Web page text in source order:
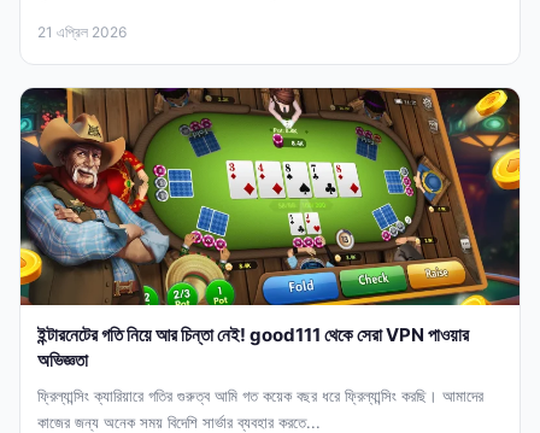
21 এপ্রিল 2026
ইন্টারনেটের গতি নিয়ে আর চিন্তা নেই! good111 থেকে সেরা VPN পাওয়ার
অভিজ্ঞতা
ফ্রিল্যান্সিং ক্যারিয়ারে গতির গুরুত্ব আমি গত কয়েক বছর ধরে ফ্রিল্যান্সিং করছি। আমাদের
কাজের জন্য অনেক সময় বিদেশি সার্ভার ব্যবহার করতে...